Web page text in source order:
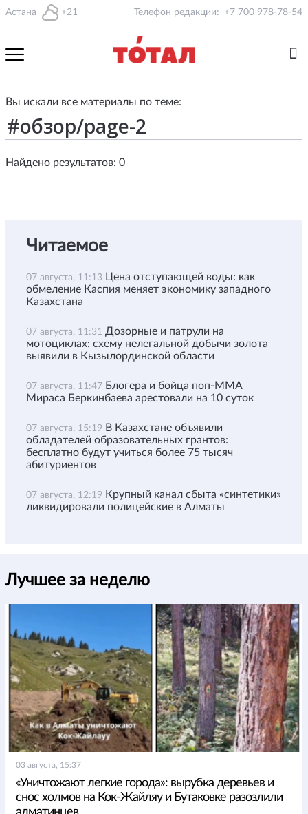
Астана +21 Телефон редакции: +7 700 978-78-54
Вы искали все материалы по теме:
Найдено результатов: 0
Читаемое
07 августа, 11:13 Цена отступающей воды: как
обмеление Каспия меняет экономику западного
Казахстана
07 августа, 11:31 Дозорные и патрули на
мотоциклах: схему нелегальной добычи золота
выявили в Кызылординской области
07 августа, 11:47 Блогера и бойца поп-ММА
Мираса Беркинбаева арестовали на 10 суток
07 августа, 15:19 В Казахстане объявили
обладателей образовательных грантов:
бесплатно будут учиться более 75 тысяч
абитуриентов
07 августа, 12:19 Крупный канал сбыта «синтетики»
ликвидировали полицейские в Алматы
Лучшее за неделю
03 августа, 15:37
«Уничтожают легкие города»: вырубка деревьев и
снос холмов на Кок-Жайляу и Бутаковке разозлили